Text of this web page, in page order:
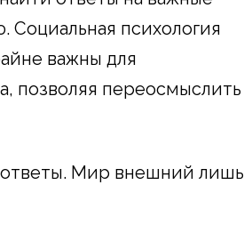
психология
важны для
позволяя переосмыслить
Мир внешний лишь